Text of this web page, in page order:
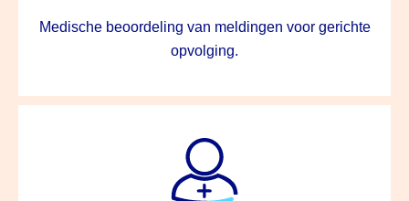
Medische beoordeling van meldingen voor gerichte
opvolging.